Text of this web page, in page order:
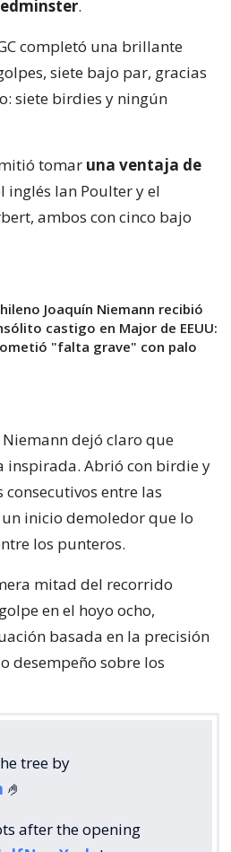
.
completó una brillante
siete bajo par, gracias
siete birdies y ningún
tomar una ventaja de
inglés Ian Poulter y el
ambos con cinco bajo
Joaquín Niemann recibió
castigo en Major de EEUU:
"falta grave" con palo
dejó claro que
inspirada. Abrió con birdie y
entre las
inicio demoledor que lo
los punteros.
mitad del recorrido
en el hoyo ocho,
basada en la precisión
desempeño sobre los
tree by
🤌
after the opening